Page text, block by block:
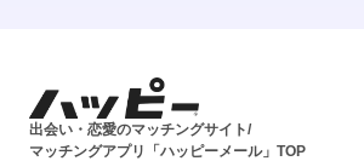
出会い・恋愛のマッチングサイト/
マッチングアプリ「ハッピーメール」TOP